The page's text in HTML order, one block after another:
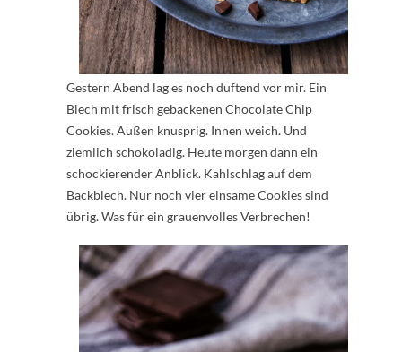
Gestern Abend lag es noch duftend vor mir. Ein
Blech mit frisch gebackenen Chocolate Chip
Cookies. Außen knusprig. Innen weich. Und
ziemlich schokoladig. Heute morgen dann ein
schockierender Anblick. Kahlschlag auf dem
Backblech. Nur noch vier einsame Cookies sind
übrig. Was für ein grauenvolles Verbrechen!